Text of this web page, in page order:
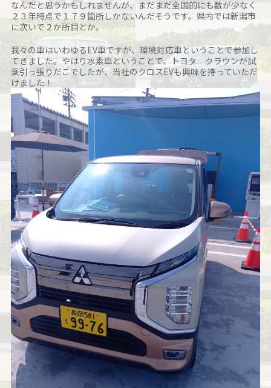
なんだと思うかもしれませんが、まだまだ全国的にも数が少なく
２３年時点で１７９箇所しかないんだそうです。県内では新潟市
に次いで２か所目とか。
我々の車はいわゆるEV車ですが、環境対応車ということで参加し
てきました。やはり水素車ということで、トヨタ クラウンが試
乗引っ張りだこでしたが、当社のクロスEVも興味を持っていただ
けました！